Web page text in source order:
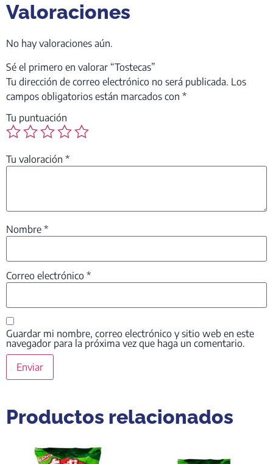
Valoraciones
No hay valoraciones aún.
Sé el primero en valorar “Tostecas”
Tu dirección de correo electrónico no será publicada. Los
campos obligatorios están marcados con *
Tu puntuación
Tu valoración *
Nombre *
Correo electrónico *
Guardar mi nombre, correo electrónico y sitio web en este
navegador para la próxima vez que haga un comentario.
Productos relacionados